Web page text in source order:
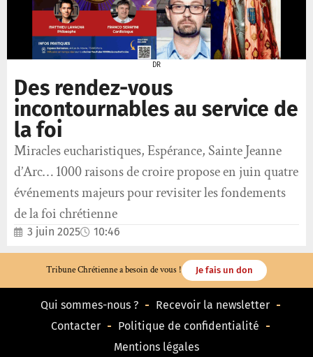
DR
Des rendez-vous
incontournables au service de
la foi
Miracles eucharistiques, Espérance, Sainte Jeanne
d’Arc… 1000 raisons de croire propose en juin quatre
événements majeurs pour revisiter les fondements
de la foi chrétienne
3 juin 2025 10:46
Tribune Chrétienne a besoin de vous ! Je fais un don
Qui sommes-nous ?
Recevoir la newsletter
Contacter
Politique de confidentialité
Mentions légales